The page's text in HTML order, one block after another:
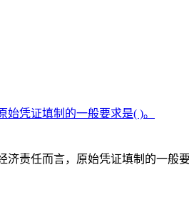
凭证填制的一般要求是( )。
责任而言，原始凭证填制的一般